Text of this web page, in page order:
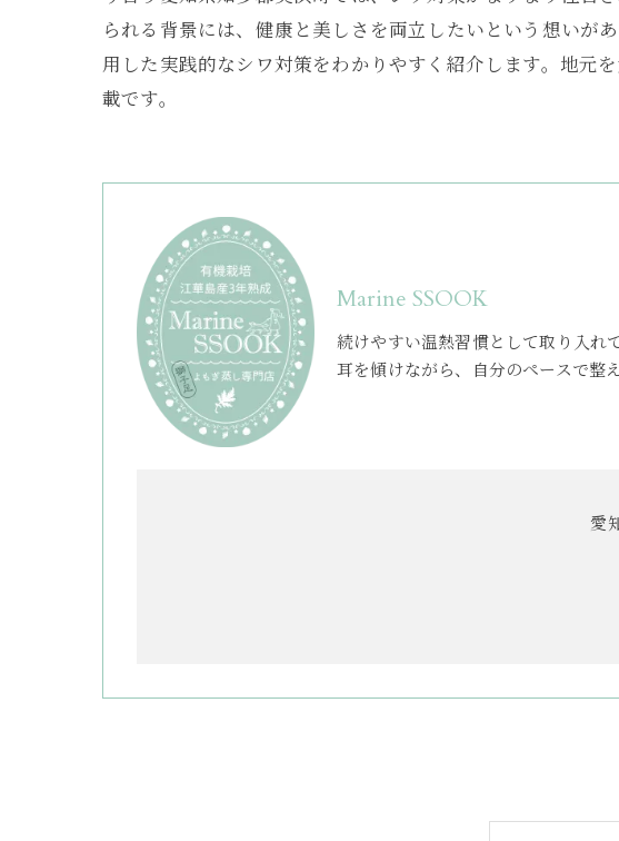
られる背景には、健康と美しさを両立したいという想いが
用した実践的なシワ対策をわかりやすく紹介します。地元
載です。
Marine SSOOK
続けやすい温熱習慣として取り入れ
耳を傾けながら、自分のペースで整
愛